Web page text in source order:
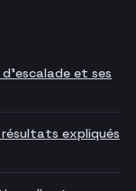
et ses
expliqués